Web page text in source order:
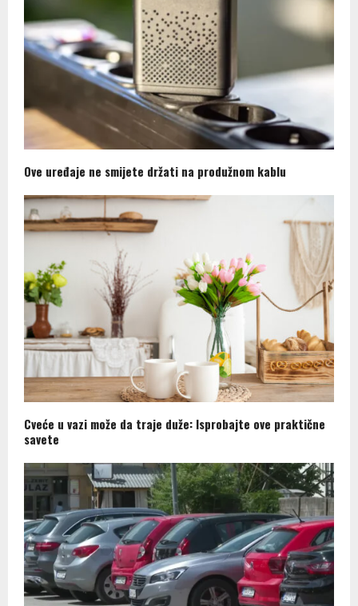
Ove uređaje ne smijete držati na produžnom kablu
Cveće u vazi može da traje duže: Isprobajte ove praktične
savete